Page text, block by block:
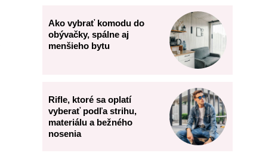
Ako vybrať komodu do
obývačky, spálne aj
menšieho bytu
Rifle, ktoré sa oplatí
vyberať podľa strihu,
materiálu a bežného
nosenia